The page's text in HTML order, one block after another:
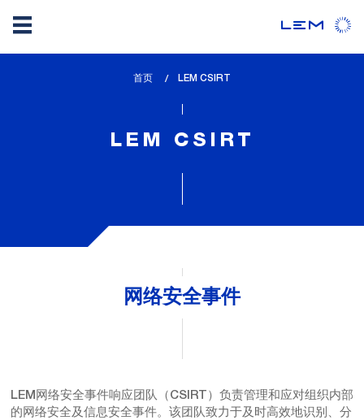
首页
lem_current_page
LEM CSIRT
LEM CSIRT
网络安全事件
LEM网络安全事件响应团队（CSIRT）负责管理和应对组织内部
的网络安全及信息安全事件。该团队致力于及时高效地识别、分